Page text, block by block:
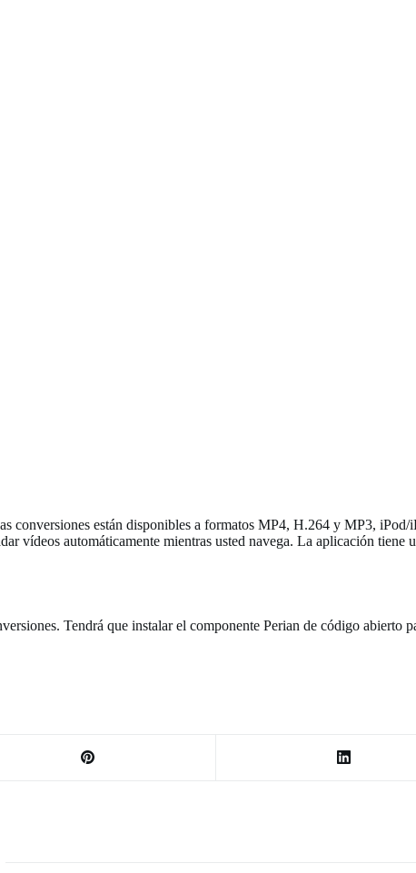
conversiones están disponibles a formatos MP4, H.264 y MP3, iPod/
vídeos automáticamente mientras usted navega. La aplicación tiene
Tendrá que instalar el componente Perian de código abierto